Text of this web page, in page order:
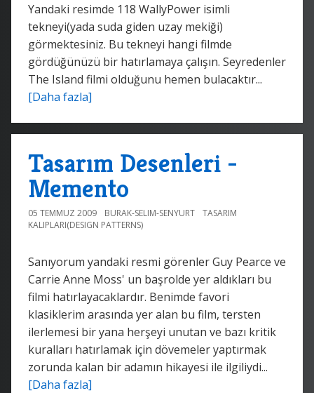
Yandaki resimde 118 WallyPower isimli
tekneyi(yada suda giden uzay mekiği)
görmektesiniz. Bu tekneyi hangi filmde
gördüğünüzü bir hatırlamaya çalışın. Seyredenler
The Island filmi olduğunu hemen bulacaktır...
[Daha fazla]
Tasarım Desenleri -
Memento
05 TEMMUZ 2009 BURAK-SELIM-SENYURT
TASARIM
KALIPLARI(DESIGN PATTERNS)
Sanıyorum yandaki resmi görenler Guy Pearce ve
Carrie Anne Moss' un başrolde yer aldıkları bu
filmi hatırlayacaklardır. Benimde favori
klasiklerim arasında yer alan bu film, tersten
ilerlemesi bir yana herşeyi unutan ve bazı kritik
kuralları hatırlamak için dövemeler yaptırmak
zorunda kalan bir adamın hikayesi ile ilgiliydi...
[Daha fazla]